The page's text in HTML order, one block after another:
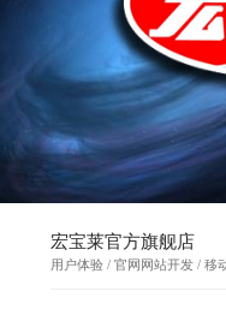
宏宝莱官方旗舰店
用户体验 / 官网网站开发 / 移